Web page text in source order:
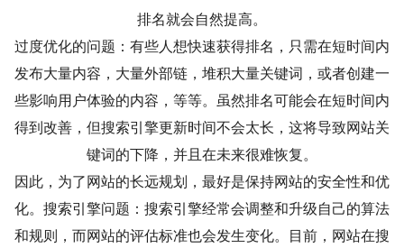
排名就会自然提高。
过度优化的问题：有些人想快速获得排名，只需在短时间内
发布大量内容，大量外部链，堆积大量关键词，或者创建一
些影响用户体验的内容，等等。虽然排名可能会在短时间内
得到改善，但搜索引擎更新时间不会太长，这将导致网站关
键词的下降，并且在未来很难恢复。
因此，为了网站的长远规划，最好是保持网站的安全性和优
化。搜索引擎问题：搜索引擎经常会调整和升级自己的算法
和规则，而网站的评估标准也会发生变化。目前，网站在搜